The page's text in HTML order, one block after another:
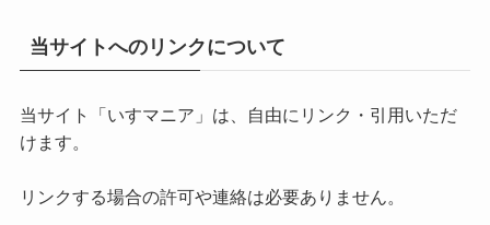
当サイトへのリンクについて
当サイト「いすマニア」は、自由にリンク・引用いただ
けます。
リンクする場合の許可や連絡は必要ありません。